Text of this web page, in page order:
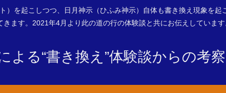
を起こしつつ、日月神示（ひふみ神示）自体も書き換え現象を起
ます。2021年4月より此の道の行の体験談と共にお伝えしています
よる“書き換え”体験談からの考察